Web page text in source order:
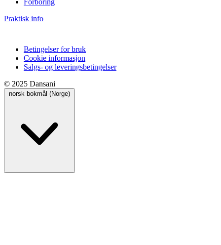
Praktisk info
Betingelser for bruk
Cookie informasjon
Salgs- og leveringsbetingelser
© 2025 Dansani
norsk bokmål (Norge)